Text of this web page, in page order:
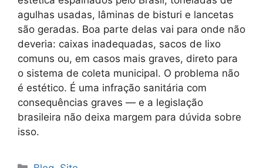
agulhas usadas, lâminas de bisturi e lancetas
são geradas. Boa parte delas vai para onde não
deveria: caixas inadequadas, sacos de lixo
comuns ou, em casos mais graves, direto para
o sistema de coleta municipal. O problema não
é estético. É uma infração sanitária com
consequências graves — e a legislação
brasileira não deixa margem para dúvida sobre
isso.